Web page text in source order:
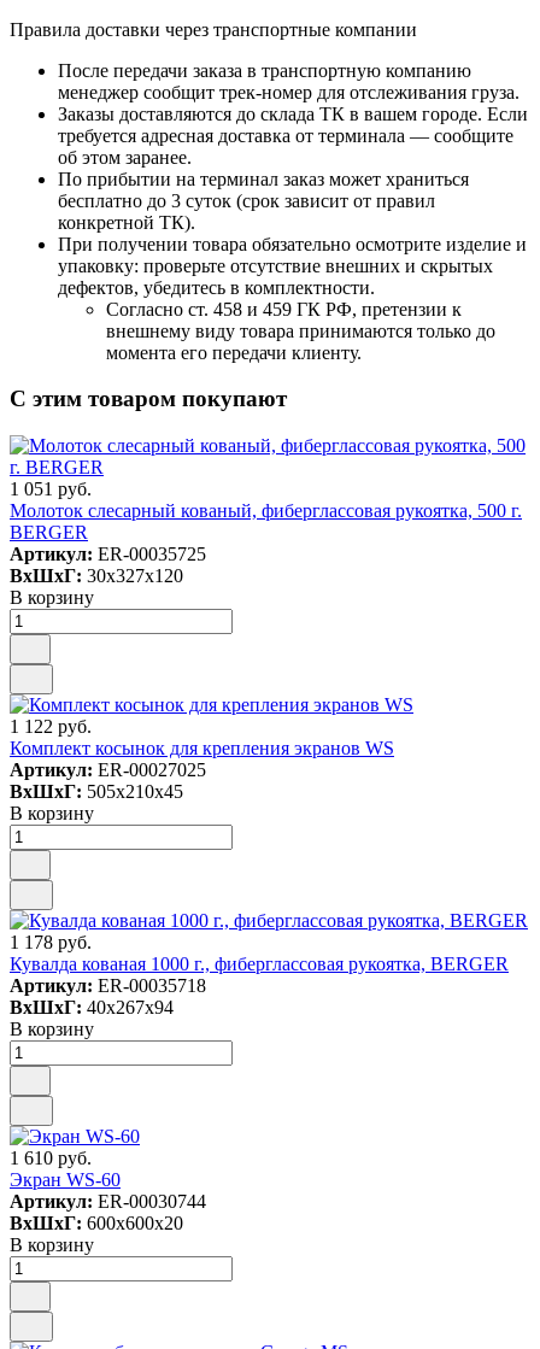
Правила доставки через транспортные компании
После передачи заказа в транспортную компанию
менеджер сообщит трек-номер для отслеживания груза.
Заказы доставляются до склада ТК в вашем городе. Если
требуется адресная доставка от терминала — сообщите
об этом заранее.
По прибытии на терминал заказ может храниться
бесплатно до 3 суток (срок зависит от правил
конкретной ТК).
При получении товара обязательно осмотрите изделие и
упаковку: проверьте отсутствие внешних и скрытых
дефектов, убедитесь в комплектности.
Согласно ст. 458 и 459 ГК РФ, претензии к
внешнему виду товара принимаются только до
момента его передачи клиенту.
С этим товаром покупают
1 051 руб.
Молоток слесарный кованый, фиберглассовая рукоятка, 500 г.
BERGER
Артикул: ER-00035725
ВxШxГ: 30x327x120
В корзину
1 122 руб.
Комплект косынок для крепления экранов WS
Артикул: ER-00027025
ВxШxГ: 505x210x45
В корзину
1 178 руб.
Кувалда кованая 1000 г., фиберглассовая рукоятка, BERGER
Артикул: ER-00035718
ВxШxГ: 40x267x94
В корзину
1 610 руб.
Экран WS-60
Артикул: ER-00030744
ВxШxГ: 600x600x20
В корзину